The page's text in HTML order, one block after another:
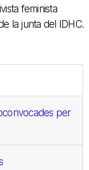
feminista
la junta del IDHC.
per